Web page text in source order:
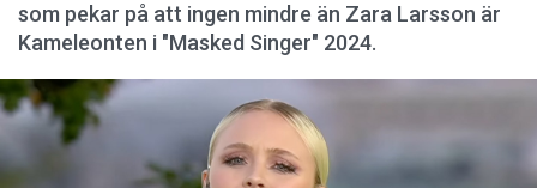
som pekar på att ingen mindre än Zara Larsson är
Kameleonten i "Masked Singer" 2024.